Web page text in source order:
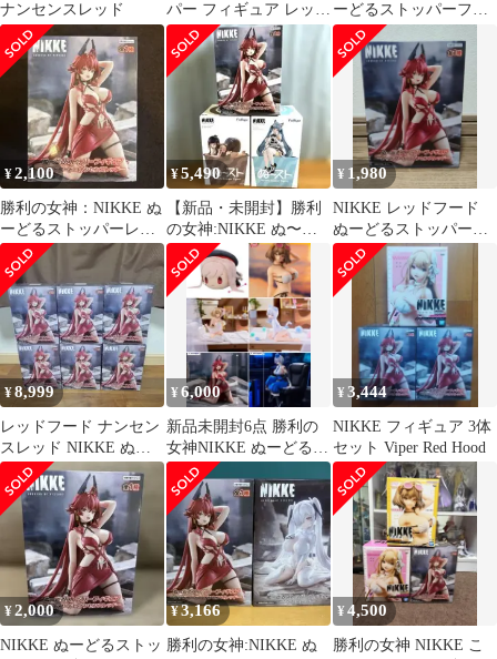
ナンセンスレッド
パー フィギュア レッド
フード・ナンセンスレ
ッド
ーどるストッパーフィ
ギュア レッドフード プ
ライズ
¥2,100
勝利の女神：NIKKE ぬ
ーどるストッパーレッ
ドフード – ナンセンス
レッド
¥5,490
【新品・未開封】勝利
の女神:NIKKE ぬ〜ス
ト フィギュア 3体セッ
ト
¥ 1,980
NIKKE レッドフード
ぬーどるストッパーフ
ィギュア ナンセンスレ
ッド
¥8,999
レッドフード ナンセン
スレッド NIKKE ぬー
どるストッパーフィギ
ュア 6個
¥6,000
新品未開封6点 勝利の
女神NIKKE ぬーどるス
トッパー フィギュア
¥3,444
NIKKE フィギュア 3体
セット Viper Red Hood
¥2,000
NIKKE ぬーどるストッ
¥3,166
勝利の女神:NIKKE ぬ
¥4,500
勝利の女神 NIKKE こ